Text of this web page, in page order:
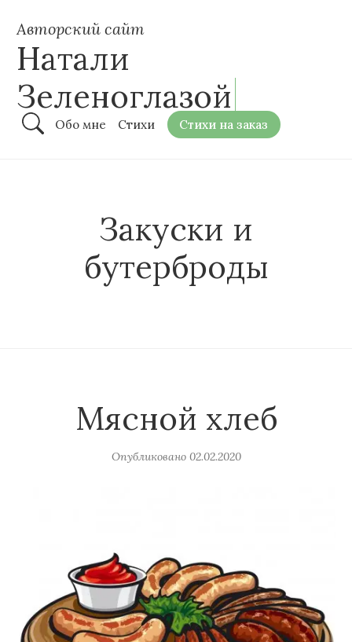
Авторский сайт
Натали
Зеленоглазой
Обо мне Стихи Стихи на заказ
Закуски и
бутерброды
Мясной хлеб
Опубликовано 02.02.2020